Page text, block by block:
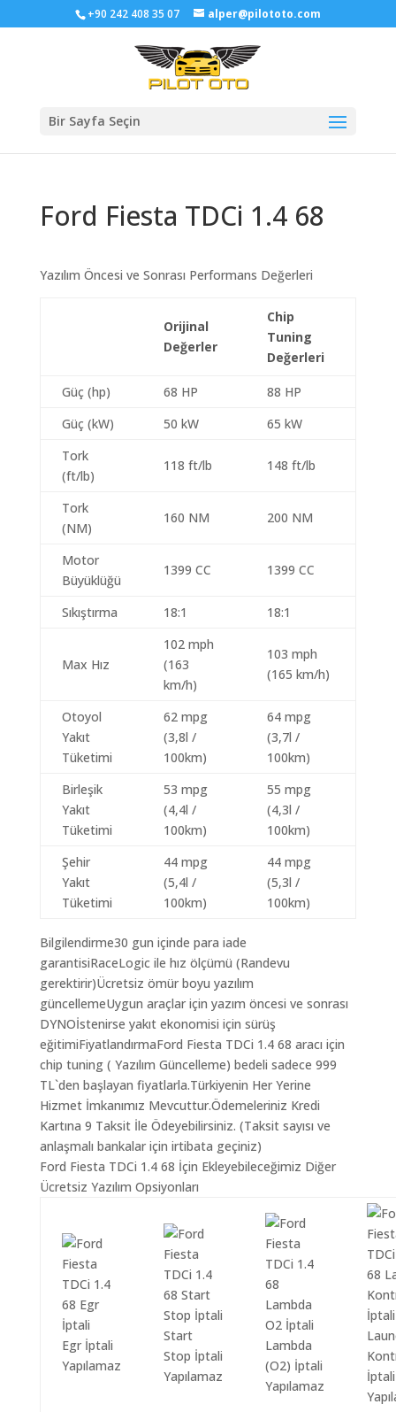
+90 242 408 35 07 alper@pilototo.com
Bir Sayfa Seçin
Ford Fiesta TDCi 1.4 68
Yazılım Öncesi ve Sonrası Performans Değerleri
Orijinal
Değerler
Chip
Tuning
Değerleri
Güç (hp) 68 HP
88 HP
Güç (kW)
50 kW
65 kW
Tork
(ft/lb)
118 ft/lb 148 ft/lb
Tork
(NM)
160 NM 200 NM
Motor
Büyüklüğü
1399 CC 1399 CC
Sıkıştırma 18:1 18:1
Max Hız
102 mph
(163
km/h)
103 mph
(165 km/h)
Otoyol
Yakıt
Tüketimi
62 mpg
(3,8l /
100km)
64 mpg
(3,7l /
100km)
Birleşik
Yakıt
Tüketimi
53 mpg
(4,4l /
100km)
55 mpg
(4,3l /
100km)
Şehir
Yakıt
Tüketimi
44 mpg
(5,4l /
100km)
44 mpg
(5,3l /
100km)
Bilgilendirme30 gun içinde para iade
garantisiRaceLogic ile hız ölçümü (Randevu
gerektirir)Ücretsiz ömür boyu yazılım
güncellemeUygun araçlar için yazım öncesi ve sonrası
DYNOİstenirse yakıt ekonomisi için sürüş
eğitimiFiyatlandırmaFord Fiesta TDCi 1.4 68 aracı için
chip tuning ( Yazılım Güncelleme) bedeli sadece 999
TL`den başlayan fiyatlarla.Türkiyenin Her Yerine
Hizmet İmkanımız Mevcuttur.Ödemeleriniz Kredi
Kartına 9 Taksit İle Ödeyebilirsiniz. (Taksit sayısı ve
anlaşmalı bankalar için irtibata geçiniz)
Ford Fiesta TDCi 1.4 68 İçin Ekleyebileceğimiz Diğer
Ücretsiz Yazılım Opsiyonları
Egr İptali
Yapılamaz
Start
Stop İptali
Yapılamaz
Lambda
(O2) İptali
Yapılamaz
İptali